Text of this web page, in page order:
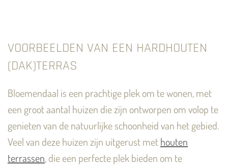
VOORBEELDEN VAN EEN HARDHOUTEN
(DAK)TERRAS
Bloemendaal is een prachtige plek om te wonen, met
een groot aantal huizen die zijn ontworpen om volop te
genieten van de natuurlijke schoonheid van het gebied.
Veel van deze huizen zijn uitgerust methouten
terrassen, die een perfecte plek bieden om te